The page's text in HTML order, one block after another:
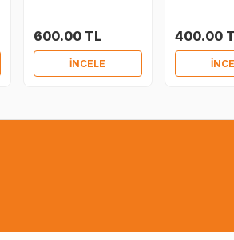
600.00 TL
İNCELE
400.00